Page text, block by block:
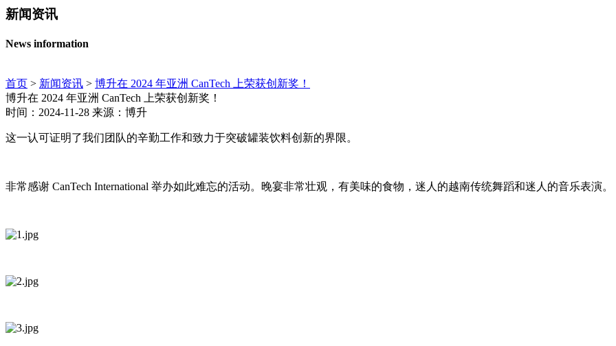
新闻资讯
News information
首页 > 新闻资讯 > 博升在 2024 年亚洲 CanTech 上荣获创新奖！
博升在 2024 年亚洲 CanTech 上荣获创新奖！
时间：2024-11-28 来源：博升
这一认可证明了我们团队的辛勤工作和致力于突破罐装饮料创新的界限。
非常感谢 CanTech International 举办如此难忘的活动。晚宴非常壮观，有美味的食物，迷人的越南传统舞蹈和迷人的音乐表演。